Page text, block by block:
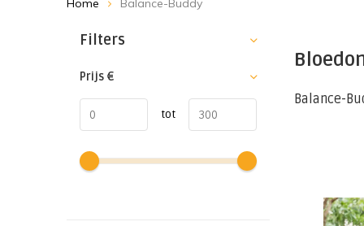
Home Balance-Buddy
Balance-
Sorteren op:
Filters
Prijs €
tot